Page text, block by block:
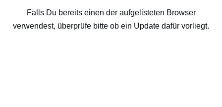
Falls Du bereits einen der aufgelisteten Browser
verwendest, überprüfe bitte ob ein Update dafür vorliegt.